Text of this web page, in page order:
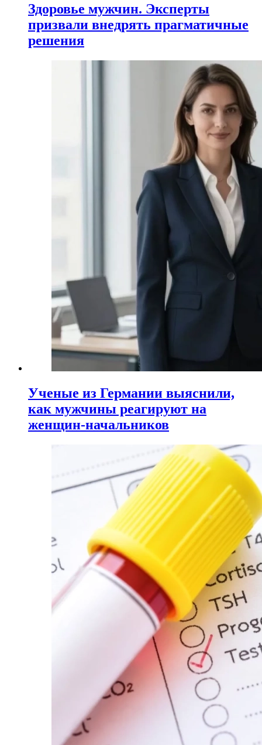
Здоровье мужчин. Эксперты
призвали внедрять прагматичные
решения
Ученые из Германии выяснили,
как мужчины реагируют на
женщин-начальников